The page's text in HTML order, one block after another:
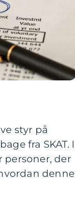
styr på
fra SKAT. I
personer, der
denne